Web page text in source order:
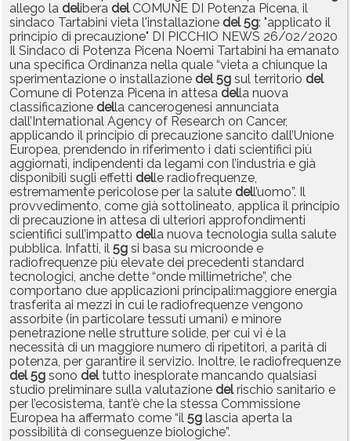
allego la delibera delCOMUNE DI Potenza Picena, il
sindaco Tartabini vieta l'installazione del 5g: "applicato il
principio di precauzione" DI PICCHIO NEWS 26/02/2020
Il Sindaco di Potenza Picena Noemi Tartabini ha emanato
una specifica Ordinanza nella quale “vieta a chiunque la
sperimentazione o installazione del 5g sul territorio del
Comune di Potenza Picena in attesa della nuova
classificazione della cancerogenesi annunciata
dall’International Agency of Research on Cancer,
applicando il principio di precauzione sancito dall’Unione
Europea, prendendo in riferimento i dati scientifici più
aggiornati, indipendenti da legami con l’industria e già
disponibili sugli effetti delle radiofrequenze,
estremamente pericolose per la salute dell’uomo”. Il
provvedimento, come già sottolineato, applica il principio
di precauzione in attesa di ulteriori approfondimenti
scientifici sull’impatto della nuova tecnologia sulla salute
pubblica. Infatti, il 5g si basa su microonde e
radiofrequenze più elevate dei precedenti standard
tecnologici, anche dette “onde millimetriche”, che
comportano due applicazioni principali:maggiore energia
trasferita ai mezzi in cui le radiofrequenze vengono
assorbite (in particolare tessuti umani) e minore
penetrazione nelle strutture solide, per cui vi è la
necessità di un maggiore numero di ripetitori, a parità di
potenza, per garantire il servizio. Inoltre, le radiofrequenze
del 5g sono deltutto inesplorate mancando qualsiasi
studio preliminare sulla valutazione delrischio sanitario e
per l’ecosistema, tant’è che la stessa Commissione
Europea ha affermato come “il 5g lascia aperta la
possibilità di conseguenze biologiche”.